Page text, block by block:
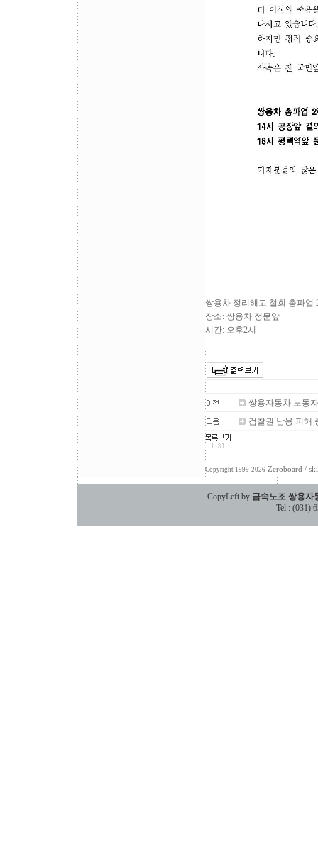
쌍용차 정리해고 철회 총파업
장소: 쌍용차 정문앞
시간: 오후2시
쌍용자동차 노동
검찰권 남용 피해
Copyright 1999-2026 Zeroboard /
CopyLeft by 금속노조 쌍용자
Tel : (031)